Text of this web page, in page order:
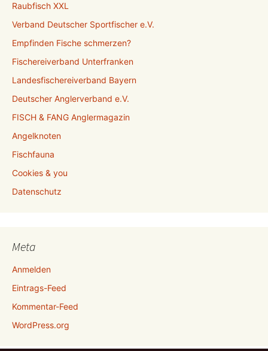
Raubfisch XXL
Verband Deutscher Sportfischer e.V.
Empfinden Fische schmerzen?
Fischereiverband Unterfranken
Landesfischereiverband Bayern
Deutscher Anglerverband e.V.
FISCH & FANG Anglermagazin
Angelknoten
Fischfauna
Cookies & you
Datenschutz
Meta
Anmelden
Eintrags-Feed
Kommentar-Feed
WordPress.org